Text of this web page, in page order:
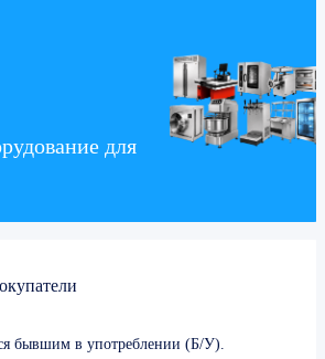
для
бывшим в употреблении (Б/У).